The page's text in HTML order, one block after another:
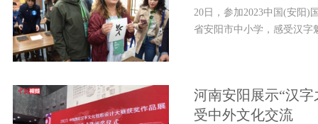
20日，参加2023中国(安阳)
省安阳市中小学，感受汉字
河南安阳展示“汉
受中外文化交流